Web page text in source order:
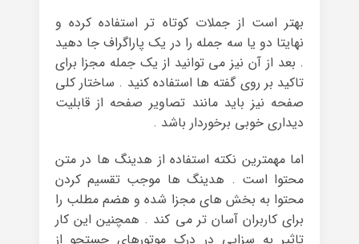
بهتر است از جملات کوتاه تر استفاده کرده و
نهایتا دو یا سه جمله را در یک پاراگراف جا دهید
. بعد از آن نیز می توانید از یک جمله مجزا برای
تاکید بر روی گفته ها استفاده کنید . ساختار کلی
صفحه نیز باید مانند تصاویر صفحه از قابلیت
دیداری خوبی برخوردار باشد .
اما مهمترین نکته استفاده از هدینگ ها در متن
محتوا است . هدینگ ها موجب تقسیم کردن
محتوا به بخش های مجزا شده و هضم مطلب را
برای کاربران آسان تر می کند . همچنین این کار
تاثیر به سزایی در درک موتورهای جستجو از